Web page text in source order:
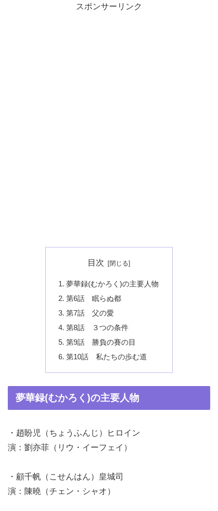
スポンサーリンク
目次
夢華録(むかろく)の主要人物
第6話 眠らぬ都
第7話 父の愛
第8話 ３つの条件
第9話 勝負の賽の目
第10話 私たちの歩む道
夢華録(むかろく)の主要人物
・趙盼児（ちょうふんじ）ヒロイン
演：劉亦菲（リウ・イーフェイ）
・顧千帆（こせんはん）皇城司
演：陳曉（チェン・シャオ）